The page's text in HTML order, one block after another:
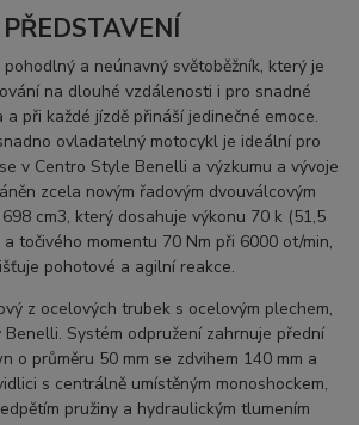
PŘEDSTAVENÍ
a neúnavný světoběžník, který je
na dlouhé vzdálenosti i pro snadné
a při každé jízdě přináší jedinečné emoce.
ovladatelný motocykl je ideální pro
v Centro Style Benelli a výzkumu a vývoje
zcela novým řadovým dvouválcovým
cm3, který dosahuje výkonu 70 k (51,5
točivého momentu 70 Nm při 6000 ot/min,
pohotové a agilní reakce.
z ocelových trubek s ocelovým plechem,
Systém odpružení zahrnuje přední
o průměru 50 mm se zdvihem 140 mm a
s centrálně umístěným monoshockem,
pružiny a hydraulickým tlumením